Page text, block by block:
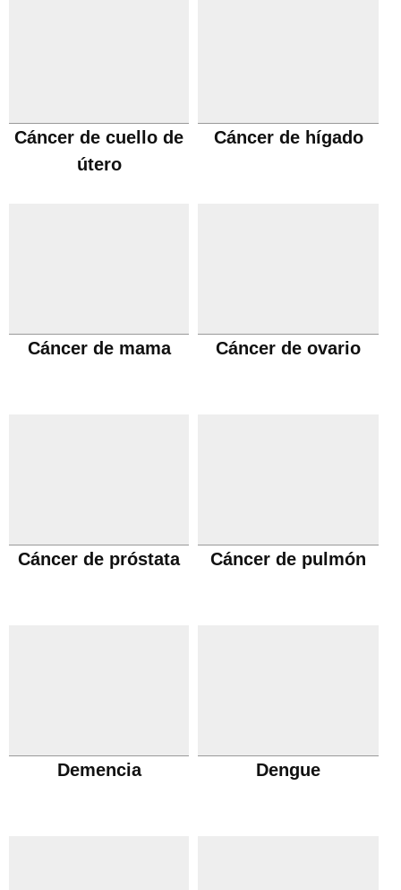
Cáncer de cuello de
útero
Cáncer de hígado
Cáncer de mama Cáncer de ovario
Cáncer de próstata Cáncer de pulmón
Demencia Dengue